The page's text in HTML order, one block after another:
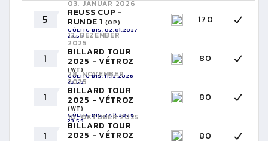
5
03. JANUAR 2026
REUSS CUP -
RUNDE 1 (OP)
GÜLTIG BIS: 02.01.2027
23:59
170
1
12. DEZEMBER
2025
BILLARD TOUR
2025 - VÉTROZ
(WT)
GÜLTIG BIS: 11.12.2026
23:59
80
1
28. NOVEMBER
2025
BILLARD TOUR
2025 - VÉTROZ
(WT)
GÜLTIG BIS: 27.11.2026
23:59
80
1
10. OKTOBER 2025
BILLARD TOUR
2025 - VÉTROZ 80